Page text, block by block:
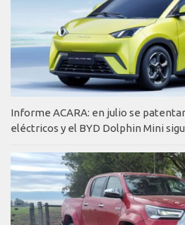
Informe ACARA: en julio se
eléctricos y el BYD Dolphin Mini